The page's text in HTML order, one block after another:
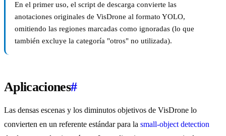
En el primer uso, el script de descarga convierte las
anotaciones originales de VisDrone al formato YOLO,
omitiendo las regiones marcadas como ignoradas (lo que
también excluye la categoría "otros" no utilizada).
Aplicaciones#
Las densas escenas y los diminutos objetivos de VisDrone lo
convierten en un referente estándar para la small-object detection